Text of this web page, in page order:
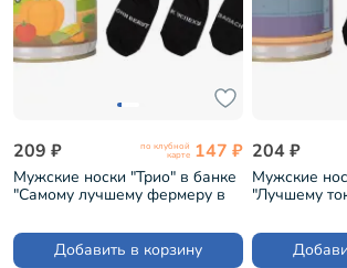
209 ₽ по клубной
карте 147 ₽
Мужские носки "Трио" в банке
"Самому лучшему фермеру в
Добавить в корзину
204 ₽
Мужские
"Лучшему